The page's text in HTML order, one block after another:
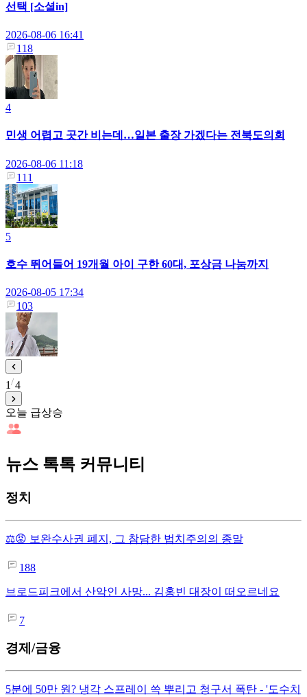
선택 [소셜in]
2026-08-06 16:41
118
4
민생 어렵고 곳간 비는데…일본 출장 가겠다는 전북도의회
2026-08-06 11:18
111
5
호수 뛰어들어 19개월 아이 구한 60대, 포상금 나눔까지
2026-08-05 17:34
103
1 4
오늘 급상승
뉴스 톡톡 커뮤니티
정치
⚖️😡 보완수사권 폐지, 그 참담한 법치주의의 종말
188
브로드피크에서 산악인 사망... 김홍빈 대장이 떠오르네요
7
경제/금융
5분에 50만 원? 냉각 스프레이 쓱 뿌리고 청구서 폭탄 - '도수치